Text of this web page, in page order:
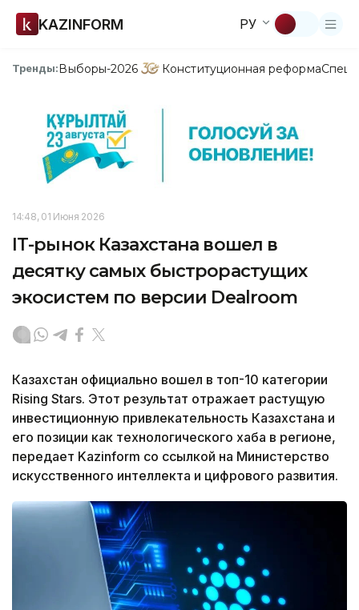
KAZINFORM РУ
Тренды:Выборы-2026 Конституционная реформа
14:48, 01 Июня 2026
ІТ-рынок Казахстана вошел в
десятку самых быстрорастущих
экосистем по версии Dealroom
Казахстан официально вошел в топ-10 категории
Rising Stars. Этот результат отражает растущую
инвестиционную привлекательность Казахстана и
его позиции как технологического хаба в регионе,
передает Kazinform со ссылкой на Министерство
искусственного интеллекта и цифрового развития.